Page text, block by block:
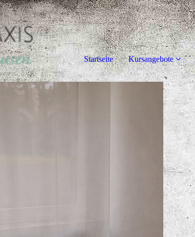
Startseite Kursangebote